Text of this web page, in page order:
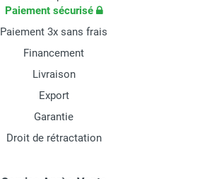
Paiement sécurisé
Paiement 3x sans frais
Financement
Livraison
Export
Garantie
Droit de rétractation